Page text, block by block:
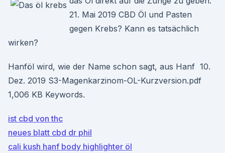
21. Mai 2019 CBD Öl und Pasten
gegen Krebs? Kann es tatsächlich
wirken?
Hanföl wird, wie der Name schon sagt, aus Hanf 10.
Dez. 2019 S3-Magenkarzinom-OL-Kurzversion.pdf
1,006 KB Keywords.
ist cbd von thc
neues blatt cbd dr phil
cali kush hanf body highlighter öl